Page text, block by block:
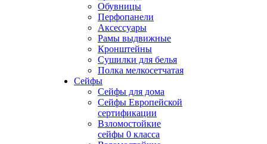
Обувницы
Перфопанели
Аксессуары
Рамы выдвижные
Кронштейны
Сушилки для белья
Полка мелкосетчатая
Сейфы
Сейфы для дома
Сейфы Европейской
сертификации
Взломостойкие
сейфы 0 класса